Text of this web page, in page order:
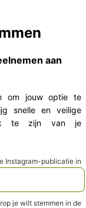
aan
om jouw optie te
snelle en veilige
te zijn van je
Instagram-publicatie in
je wilt stemmen in de